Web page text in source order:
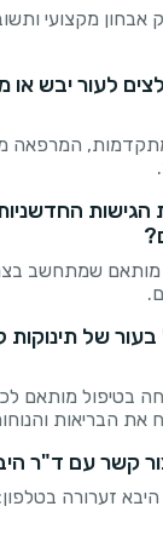
מקצועי
לעור יבש או
מתקדמות, המרפאה
מותאם שמתחשב
של תינוקות
בטיפול מותאם
את הבריאות
קשר עם ד"ר